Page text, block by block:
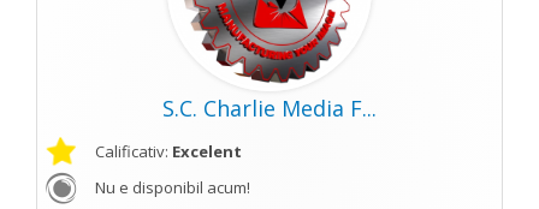
S.C. Charlie Media F...
Calificativ: Excelent
Nu e disponibil acum!